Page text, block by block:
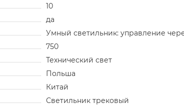
10
да
Умный светильник: управление
750
Технический свет
Польша
Китай
Светильник трековый